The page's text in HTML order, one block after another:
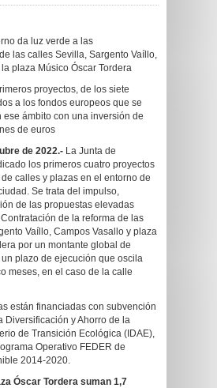
da luz verde a las
las calles Sevilla, Sargento Vaíllo,
plaza Músico Óscar Tordera
proyectos, de los siete
a los fondos europeos que se
ese ámbito con una inversión de
de euros
de 2022.- La Junta de
los primeros cuatro proyectos
calles y plazas en el entorno de
Se trata del impulso,
de las propuestas elevadas
de la reforma de las
Vaíllo, Campos Vasallo y plaza
por un montante global de
plazo de ejecución que oscila
meses, en el caso de la calle
están financiadas con subvención
Diversificación y Ahorro de la
de Transición Ecológica (IDAE),
Operativo FEDER de
2014-2020.
Óscar Tordera suman 1,7